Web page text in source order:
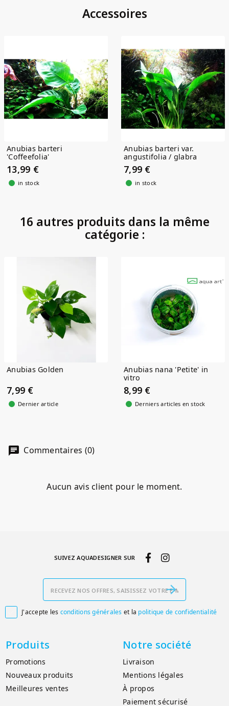
Accessoires
Anubias barteri
'Coffeefolia'
13,99 €
in stock
Anubias barteri var.
angustifolia / glabra
7,99 €
in stock
16 autres produits dans la même
catégorie :
Anubias Golden
7,99 €
Dernier article
Anubias nana 'Petite' in
vitro
8,99 €
Derniers articles en stock
Commentaires (0)
Aucun avis client pour le moment.
J'accepte les conditions générales et la politique de confidentialité
SUIVEZ AQUADESIGNER SUR
Produits
Promotions
Nouveaux produits
Meilleures ventes
Notre société
Livraison
Mentions légales
À propos
Paiement sécurisé